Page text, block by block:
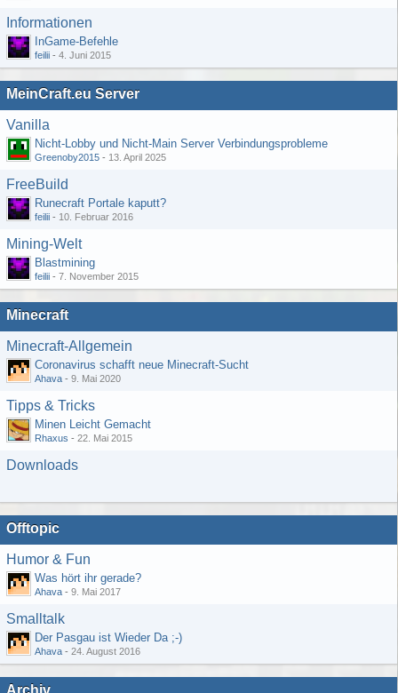
Informationen
InGame-Befehle
feilii - 4. Juni 2015
MeinCraft.eu Server
Vanilla
Nicht-Lobby und Nicht-Main Server Verbindungsprobleme
Greenoby2015 - 13. April 2025
FreeBuild
Runecraft Portale kaputt?
feilii - 10. Februar 2016
Mining-Welt
Blastmining
feilii - 7. November 2015
Minecraft
Minecraft-Allgemein
Coronavirus schafft neue Minecraft-Sucht
Ahava - 9. Mai 2020
Tipps & Tricks
Minen Leicht Gemacht
Rhaxus - 22. Mai 2015
Downloads
Offtopic
Humor & Fun
Was hört ihr gerade?
Ahava - 9. Mai 2017
Smalltalk
Der Pasgau ist Wieder Da ;-)
Ahava - 24. August 2016
Archiv